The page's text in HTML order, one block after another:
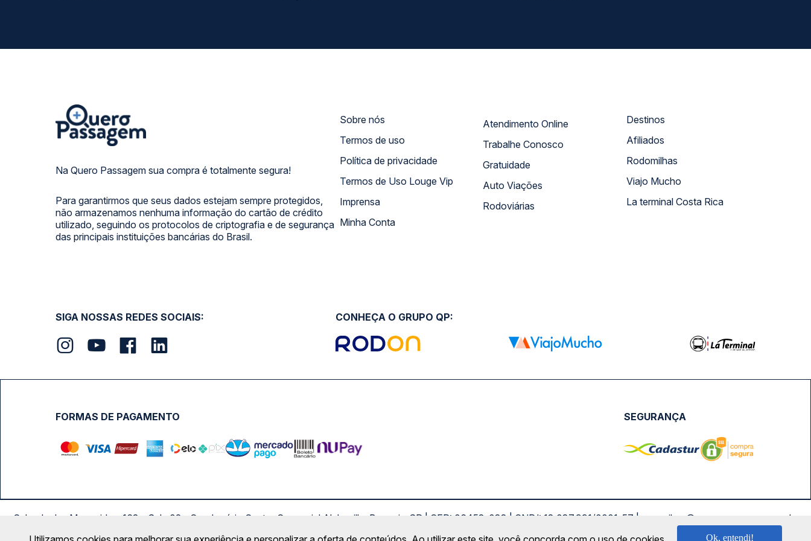
Na Quero Passagem sua compra é totalmente segura!
Para garantirmos que seus dados estejam sempre protegidos,
não armazenamos nenhuma informação do cartão de crédito
utilizado, seguindo os protocolos de criptografia e de segurança
das principais instituições bancárias do Brasil.
Sobre nós
Termos de uso
Política de privacidade
Termos de Uso Louge Vip
Imprensa
Minha Conta
Atendimento Online
Trabalhe Conosco
Gratuidade
Auto Viações
Rodoviárias
Destinos
Afiliados
Rodomilhas
Viajo Mucho
La terminal Costa Rica
SIGA NOSSAS REDES SOCIAIS: CONHEÇA O GRUPO QP:
FORMAS DE PAGAMENTO SEGURANÇA
Calçada das Margaridas, 163 - Sala 02 - Condomínio Centro Comercial Alphaville, Barueri - SP | CEP: 06453-038 | CNPJ: 18.087.991/0001-57 | saconibus@queropassagem.com.br
Copyright 2026 © QueroPassagem.com.br
Ok, entendi!